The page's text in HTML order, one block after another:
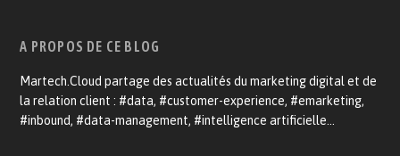
A PROPOS DE CE BLOG
Martech.Cloud partage des actualités du marketing digital et de
la relation client : #data, #customer-experience, #emarketing,
#inbound, #data-management, #intelligence artificielle…